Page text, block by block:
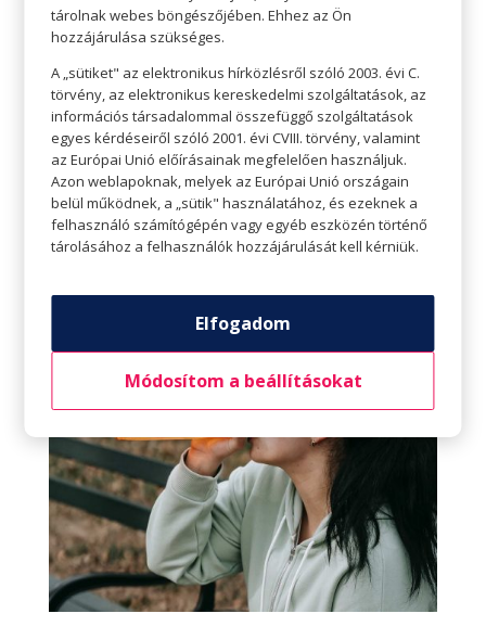
általános jó egészség megőrzéséhez, beleértve
az egészséges immunrendszert.
Ilyenkor ősszel elő lehet venni a futócipőt,
kerékpárt, egyéb sporteszközöket, ki lehet
menni a természetbe és lehet aktívan mozogni.
Aki nem akar a szabadban edzeni, mehet
edzőterembe, uszodába is. A lényeg, hogy a sport
legyen része az életünknek ősszel is. Ettől nem
immunrendszerünk is erősödik.
tárolnak webes böngészőjében. Ehhez az Ön
hozzájárulása szükséges.
A „sütiket" az elektronikus hírközlésről szóló 2003. évi C.
törvény, az elektronikus kereskedelmi szolgáltatások, az
információs társadalommal összefüggő szolgáltatások
egyes kérdéseiről szóló 2001. évi CVIII. törvény, valamint
az Európai Unió előírásainak megfelelően használjuk.
Azon weblapoknak, melyek az Európai Unió országain
belül működnek, a „sütik" használatához, és ezeknek a
felhasználó számítógépén vagy egyéb eszközén történő
tárolásához a felhasználók hozzájárulását kell kérniük.
Elfogadom
Módosítom a beállításokat